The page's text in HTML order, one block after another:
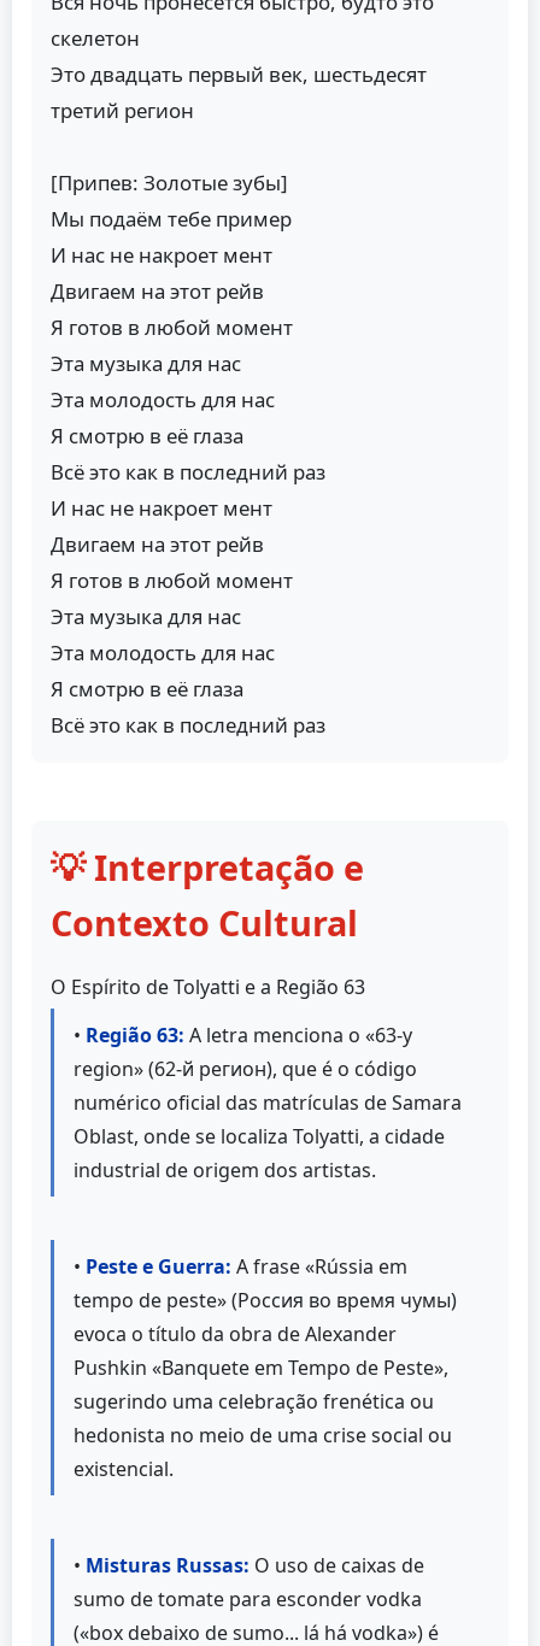
скелетон
Это двадцать первый век, шестьдесят
третий регион
[Припев: Золотые зубы]
Мы подаём тебе пример
И нас не накроет мент
Двигаем на этот рейв
Я готов в любой момент
Эта музыка для нас
Эта молодость для нас
Я смотрю в её глаза
Всё это как в последний раз
И нас не накроет мент
Двигаем на этот рейв
Я готов в любой момент
Эта музыка для нас
Эта молодость для нас
Я смотрю в её глаза
Всё это как в последний раз
💡 Interpretação e
Contexto Cultural
O Espírito de Tolyatti e a Região 63
• Região 63: A letra menciona o «63-y
region» (62-й регион), que é o código
numérico oficial das matrículas de Samara
Oblast, onde se localiza Tolyatti, a cidade
industrial de origem dos artistas.
• Peste e Guerra: A frase «Rússia em
tempo de peste» (Россия во время чумы)
evoca o título da obra de Alexander
Pushkin «Banquete em Tempo de Peste»,
sugerindo uma celebração frenética ou
hedonista no meio de uma crise social ou
existencial.
• Misturas Russas: O uso de caixas de
sumo de tomate para esconder vodka
(«box debaixo de sumo... lá há vodka») é